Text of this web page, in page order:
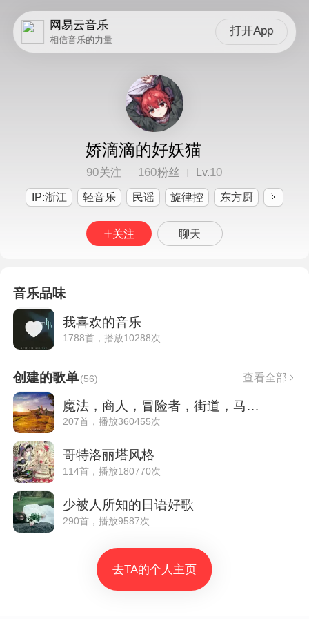
网易云音乐
相信音乐的力量
打开App
娇滴滴的好妖猫
90关注 160粉丝 Lv.10
IP:浙江 轻音乐 民谣 旋律控 东方厨
关注 聊天
音乐品味
我喜欢的音乐
1788首，播放10288次
创建的歌单(56) 查看全部
魔法，商人，冒险者，街道，马车，酒馆
207首，播放360455次
哥特洛丽塔风格
114首，播放180770次
少被人所知的日语好歌
290首，播放9587次
去TA的个人主页